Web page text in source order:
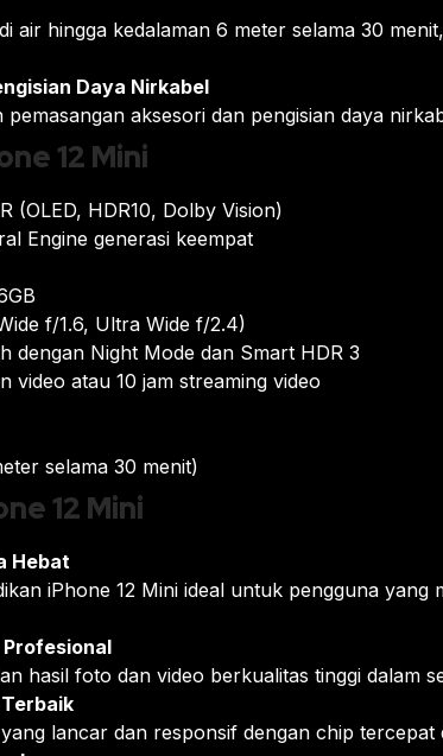
air hingga kedalaman 6 meter selama 30
Daya Nirkabel
aksesori dan pengisian daya
12 Mini
(OLED, HDR10, Dolby Vision)
Engine generasi keempat
f/1.6, Ultra Wide f/2.4)
dengan Night Mode dan Smart HDR 3
video atau 10 jam streaming video
selama 30 menit)
12 Mini
Hebat
iPhone 12 Mini ideal untuk pengguna
Profesional
hasil foto dan video berkualitas tinggi dalam
lancar dan responsif dengan chip tercepat